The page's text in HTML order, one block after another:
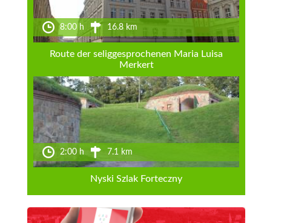
8:00 h 16.8 km
Route der seliggesprochenen Maria Luisa
Merkert
2:00 h 7.1 km
Nyski Szlak Forteczny